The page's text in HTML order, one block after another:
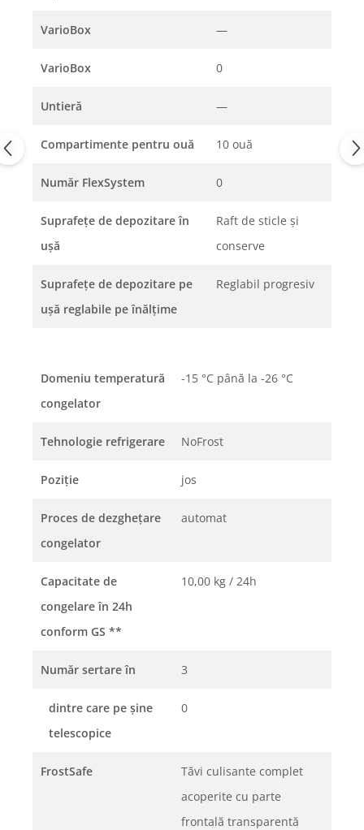
VarioBox —
VarioBox 0
Untieră —
Compartimente pentru ouă 10 ouă
Număr FlexSystem 0
Suprafeţe de depozitare în
uşă
Raft de sticle și
conserve
Suprafeţe de depozitare pe
uşă reglabile pe înălţime
Reglabil progresiv
Domeniu temperatură
congelator
-15 °C până la -26 °C
Tehnologie refrigerare NoFrost
Poziţie jos
Proces de dezgheţare
congelator
automat
Capacitate de
congelare în 24h
conform GS **
10,00 kg / 24h
Număr sertare în 3
dintre care pe şine
telescopice
0
FrostSafe
Tăvi culisante complet
acoperite cu parte
frontală transparentă